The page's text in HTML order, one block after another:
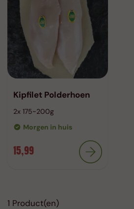
Kipfilet Polderhoen
2x 175~200g
Morgen in huis
15,99
1 Product(en)